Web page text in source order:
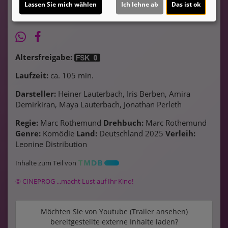
Altersfreigabe:
Laufzeit: ca. 105 min.
Darsteller: Heiner Lauterbach, Iris Berben, Amira
Demirkiran, Maya Lauterbach, Jonathan Perleth
Regie: Marc Rothemund Drehbuch: Marc Rothemund
Genre: Komödie Land: Deutschland 2025 Verleih:
Leonine Distribution
Inhalte zum Teil von
© CINEPROG ...macht Lust auf Ihr Kino!
Möchten Sie von Youtube (Trailer ansehen)
bereitgestellte externe Inhalte laden?
Lassen Sie mich wählen Ich lehne ab Das ist ok